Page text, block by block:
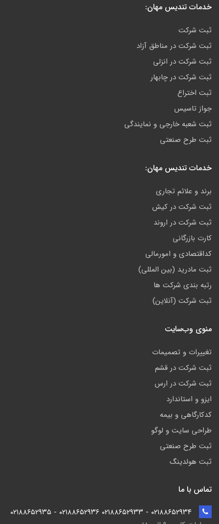
خدمات تندیس مهان:
ثبت شرکت
ثبت شرکت در مناطق آزاد
ثبت شرکت در انزلی
ثبت شرکت در چابهار
ثبت اختراع
جواز تاسیس
ثبت شعبه خارجی و نمایندگی
ثبت طرح صنعتی
خدمات تندیس مهان:
برند و علائم تجاری
ثبت شرکت در کیش
ثبت شرکت در اروند
کارت بازرگانی
کداقتصادی و امورمالی
ثبت مادرید (بین المللی)
رتبه بندی شرکت ها
ثبت شرکت (آنلاین)
منوی وب‌سایت
تغییرات و تصمیمات
ثبت شرکت در قشم
ثبت شرکت در ارس
ایزو و استاندارد
کدکارگاهی و بیمه
طراحی سایت و لوگو
ثبت طرح صنعتی
ثبت هولدینگ
تماس با ما